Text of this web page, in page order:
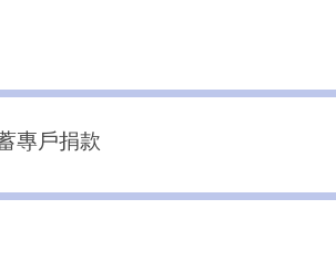
專戶捐款